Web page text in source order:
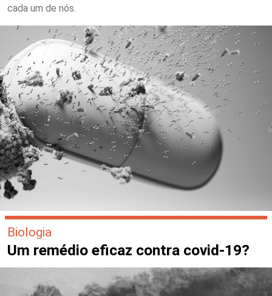
cada um de nós.
Biologia
Um remédio eficaz contra covid-19?